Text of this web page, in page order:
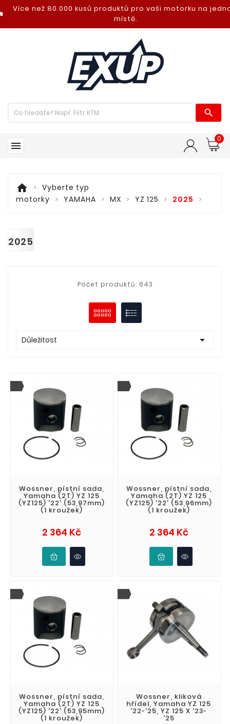
Více než 80.000 kusů produktů pro vaši motorku na
místě.


0
home
Vyberte typ
motorky
YAMAHA MX YZ 125 2025
2025
Počet produktů: 643
Důležitost 
Wossner, pístní sada,
Yamaha (2T) YZ 125
(YZ125) '22' (53,97mm)
(1 kroužek)
2 364 KčCena
Wossner, pístní sada,
Yamaha (2T) YZ 125
(YZ125) '22' (53,96mm)
(1 kroužek)
2 364 KčCena
Wossner, pístní sada,
Yamaha (2T) YZ 125
(YZ125) '22' (53,95mm)
(1 kroužek)
Wossner, kliková
hřídel, Yamaha YZ 125
'22-'25, YZ 125 X '23-
'25